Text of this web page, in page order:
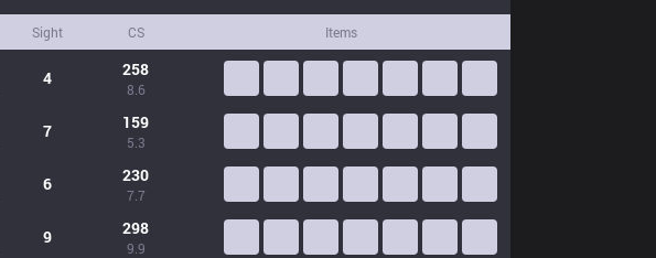
Sight CS Items
4 258
8.6
7 159
5.3
6 230
7.7
9 298
9.9